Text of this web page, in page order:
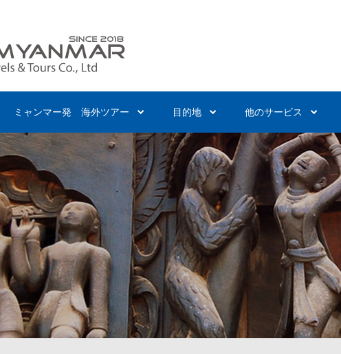
ミャンマー発 海外ツアー 目的地 他のサービス